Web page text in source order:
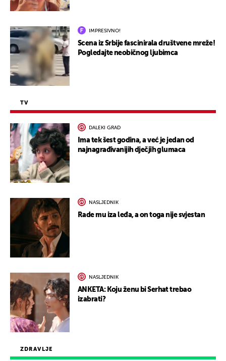
ZDRAVLJE
IMPRESIVNO!
Scena iz Srbije fascinirala društvene mreže!
Pogledajte neobičnog ljubimca
TV
DALEKI GRAD
Ima tek šest godina, a već je jedan od
najnagrađivanijih dječjih glumaca
NASLJEDNIK
Rade mu iza leđa, a on toga nije svjestan
NASLJEDNIK
ANKETA: Koju ženu bi Serhat trebao
izabrati?